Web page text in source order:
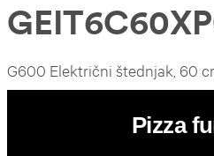
G600 Električni štednjak, 60
Pizza